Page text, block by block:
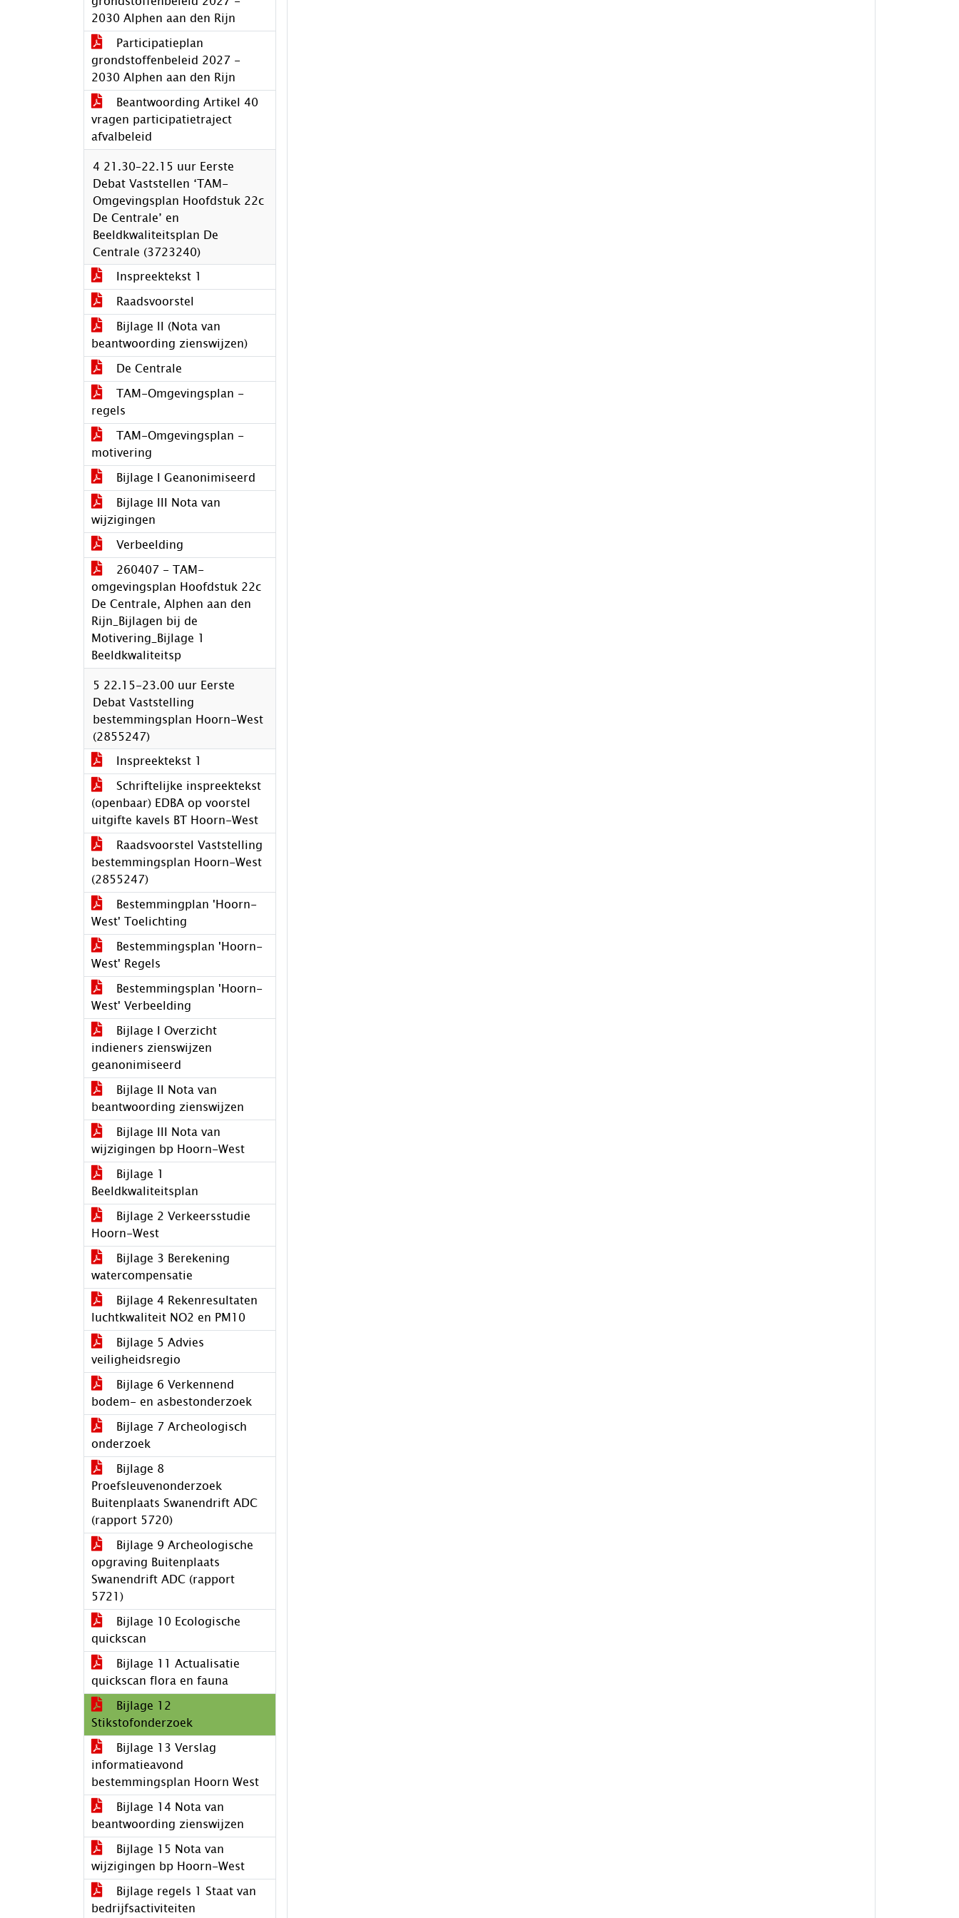
2030 Alphen aan den Rijn
Participatieplan
grondstoffenbeleid 2027 -
2030 Alphen aan den Rijn
Beantwoording Artikel 40
vragen participatietraject
afvalbeleid
4 21.30–22.15 uur Eerste
Debat Vaststellen ‘TAM-
Omgevingsplan Hoofdstuk 22c
De Centrale’ en
Beeldkwaliteitsplan De
Centrale (3723240)
Inspreektekst 1
Raadsvoorstel
Bijlage II (Nota van
beantwoording zienswijzen)
De Centrale
TAM-Omgevingsplan -
regels
TAM-Omgevingsplan -
motivering
Bijlage I Geanonimiseerd
Bijlage III Nota van
wijzigingen
Verbeelding
260407 - TAM-
omgevingsplan Hoofdstuk 22c
De Centrale, Alphen aan den
Rijn_Bijlagen bij de
Motivering_Bijlage 1
Beeldkwaliteitsp
5 22.15-23.00 uur Eerste
Debat Vaststelling
bestemmingsplan Hoorn-West
(2855247)
Inspreektekst 1
Schriftelijke inspreektekst
(openbaar) EDBA op voorstel
uitgifte kavels BT Hoorn-West
Raadsvoorstel Vaststelling
bestemmingsplan Hoorn-West
(2855247)
Bestemmingplan 'Hoorn-
West' Toelichting
Bestemmingsplan 'Hoorn-
West' Regels
Bestemmingsplan 'Hoorn-
West' Verbeelding
Bijlage I Overzicht
indieners zienswijzen
geanonimiseerd
Bijlage II Nota van
beantwoording zienswijzen
Bijlage III Nota van
wijzigingen bp Hoorn-West
Bijlage 1
Beeldkwaliteitsplan
Bijlage 2 Verkeersstudie
Hoorn-West
Bijlage 3 Berekening
watercompensatie
Bijlage 4 Rekenresultaten
luchtkwaliteit NO2 en PM10
Bijlage 5 Advies
veiligheidsregio
Bijlage 6 Verkennend
bodem- en asbestonderzoek
Bijlage 7 Archeologisch
onderzoek
Bijlage 8
Proefsleuvenonderzoek
Buitenplaats Swanendrift ADC
(rapport 5720)
Bijlage 9 Archeologische
opgraving Buitenplaats
Swanendrift ADC (rapport
5721)
Bijlage 10 Ecologische
quickscan
Bijlage 11 Actualisatie
quickscan flora en fauna
Bijlage 12
Stikstofonderzoek
Bijlage 13 Verslag
informatieavond
bestemmingsplan Hoorn West
Bijlage 14 Nota van
beantwoording zienswijzen
Bijlage 15 Nota van
wijzigingen bp Hoorn-West
Bijlage regels 1 Staat van
bedrijfsactiviteiten